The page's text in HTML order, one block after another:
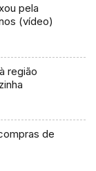
pela
(vídeo)
região
de